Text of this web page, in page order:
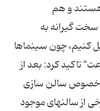
و هم
سخت گیرانه به
کنیم، چون سینماها
تاکید کرد: بعد از
در خصوص سالن سازی
از سالنهای موجود